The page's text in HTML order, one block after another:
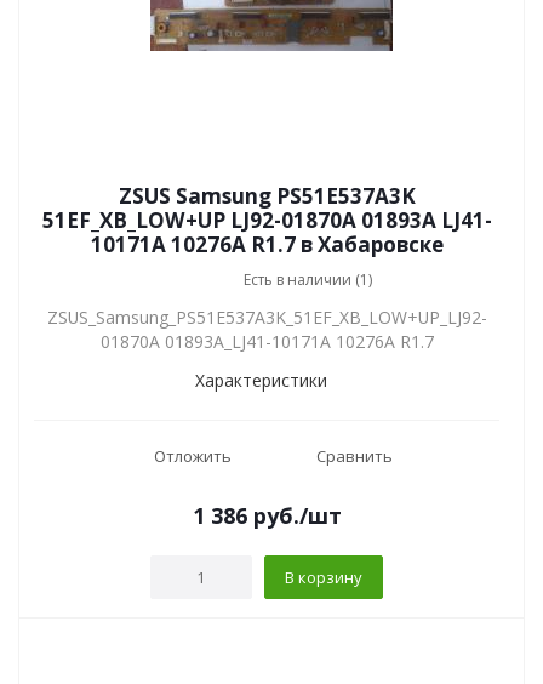
ZSUS Samsung PS51E537A3K
51EF_XB_LOW+UP LJ92-01870A 01893A LJ41-
10171A 10276A R1.7 в Хабаровске
Есть в наличии (1)
ZSUS_Samsung_PS51E537A3K_51EF_XB_LOW+UP_LJ92-
01870A 01893A_LJ41-10171A 10276A R1.7
Характеристики
Отложить Сравнить
1 386 руб./шт
В корзину